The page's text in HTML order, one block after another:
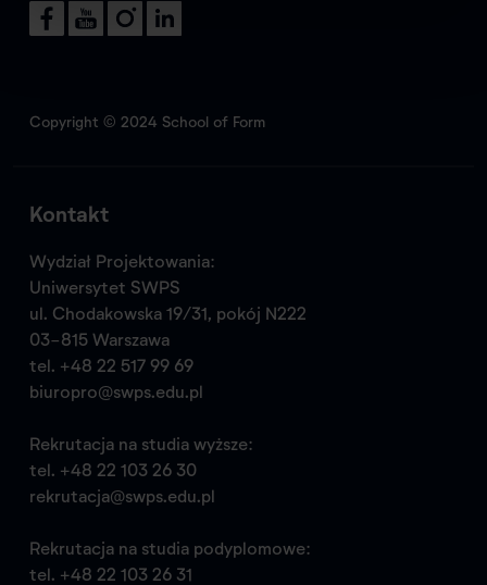
Copyright © 2024 School of Form
Kontakt
Wydział Projektowania:
Uniwersytet SWPS
ul. Chodakowska 19/31, pokój N222
03-815 Warszawa
tel. +48 22 517 99 69
biuropro@swps.edu.pl
Rekrutacja na studia wyższe:
tel. +48 22 103 26 30
rekrutacja@swps.edu.pl
Rekrutacja na studia podyplomowe:
tel. +48 22 103 26 31